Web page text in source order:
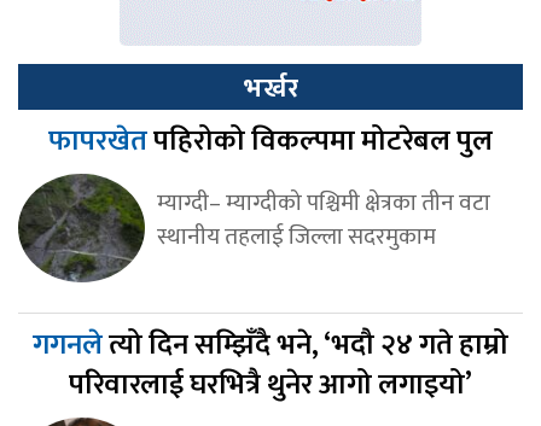
भर्खर
फापरखेतपहिरोको विकल्पमा मोटरेबल पुल
म्याग्दी– म्याग्दीको पश्चिमी क्षेत्रका तीन वटा
स्थानीय तहलाई जिल्ला सदरमुकाम
गगनलेत्यो दिन सम्झिँदै भने, ‘भदौ २४ गते हाम्रो
परिवारलाई घरभित्रै थुनेर आगो लगाइयो’